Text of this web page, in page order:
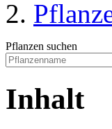
Pflanzen suchen
Inhalt